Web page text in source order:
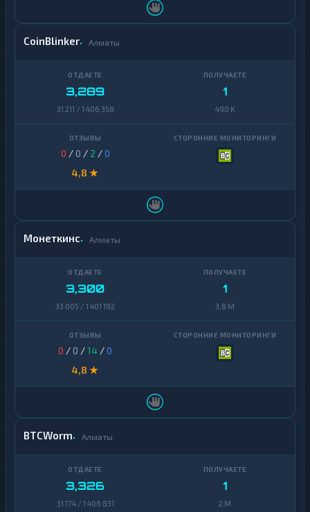
CoinBlinker Алматы
3,289
31 211 / 1 406 358
1
490 K
0 / 0 / 2 /0
4,8 ★
Монеткинс Алматы
3,300
33 005 / 1 401 192
1
3,8 M
0 / 0 /14 /0
4,8 ★
BTCWorm Алматы
3,326
31 174 / 1 406 831
1
2 M